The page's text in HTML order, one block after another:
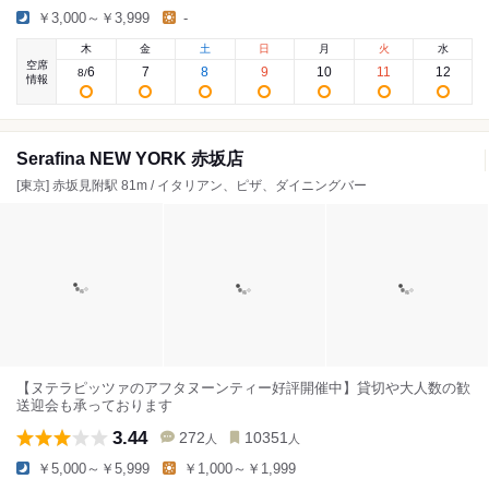
￥3,000～￥3,999 -
空席
情報
木
8/6
金
7
土
8
日
9
月
10
火
11
水
12
Serafina NEW YORK 赤坂店
[東京] 赤坂見附駅 81m / イタリアン、ピザ、ダイニングバー
【ヌテラピッツァのアフタヌーンティー好評開催中】貸切や大人数の歓
送迎会も承っております
3.44 272 人 10351 人
￥5,000～￥5,999 ￥1,000～￥1,999